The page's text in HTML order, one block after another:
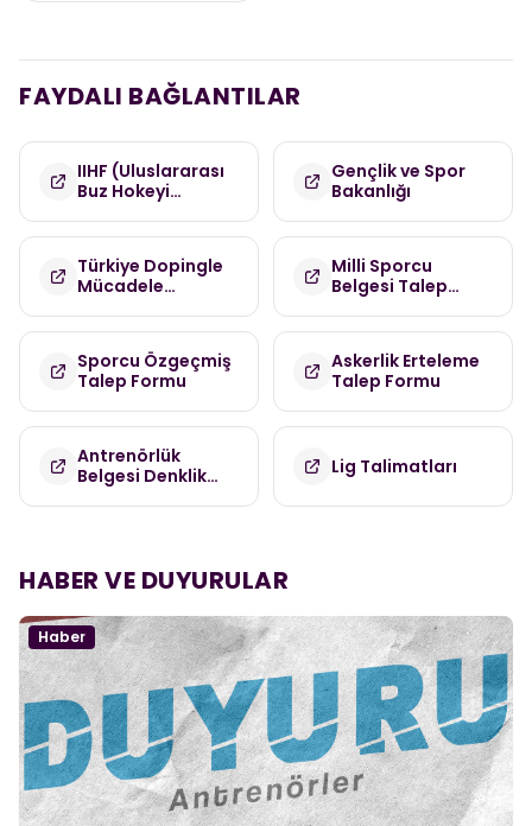
FAYDALI BAĞLANTILAR
IIHF (Uluslararası
Buz Hokeyi
Gençlik ve Spor
Bakanlığı
Türkiye Dopingle
Mücadele
(TDMK)
Milli Sporcu
Belgesi Talep
Sporcu Özgeçmiş
Talep Formu
Askerlik Erteleme
Talep Formu
Antrenörlük
Belgesi Denklik
Lig Talimatları
HABER VE DUYURULAR
Haber